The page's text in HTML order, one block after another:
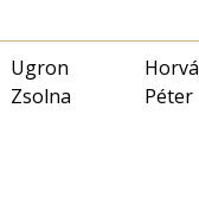
Ugron
Zsolna
Péter